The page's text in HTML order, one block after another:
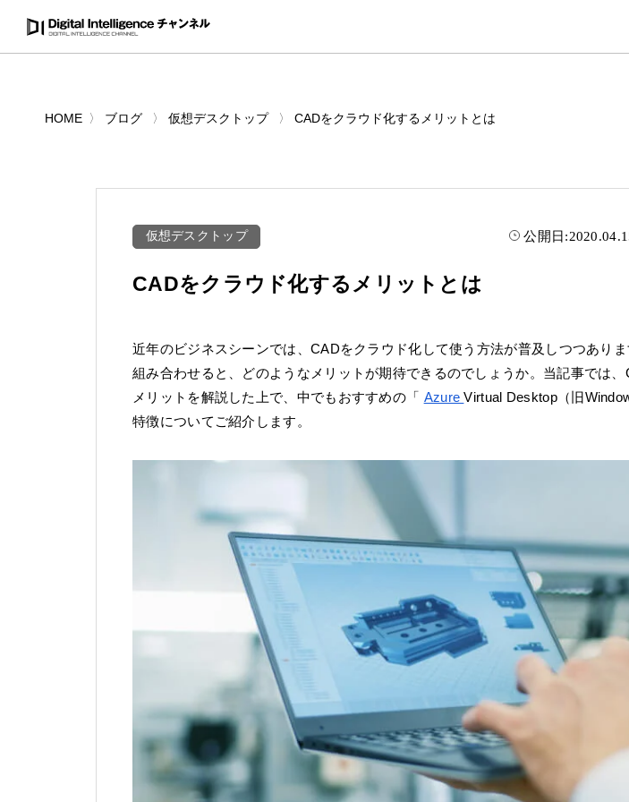
HOME ブログ 仮想デスクトップ CADをクラウド化するメリットとは
仮想デスクトップ 公開日:
CADをクラウド化するメリットとは
近年のビジネスシーンでは、CADをクラウド化して使う方法が普及しつつあり
組み合わせると、どのようなメリットが期待できるのでしょうか。当記事では
メリットを解説した上で、中でもおすすめの「 AzureVirtual Desktop（旧
特徴についてご紹介します。